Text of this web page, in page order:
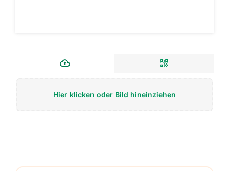
Hier klicken oder Bild hineinziehen